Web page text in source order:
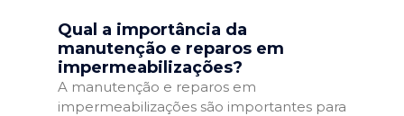
Qual a importância da
manutenção e reparos em
impermeabilizações?
A manutenção e reparos em
impermeabilizações são importantes para